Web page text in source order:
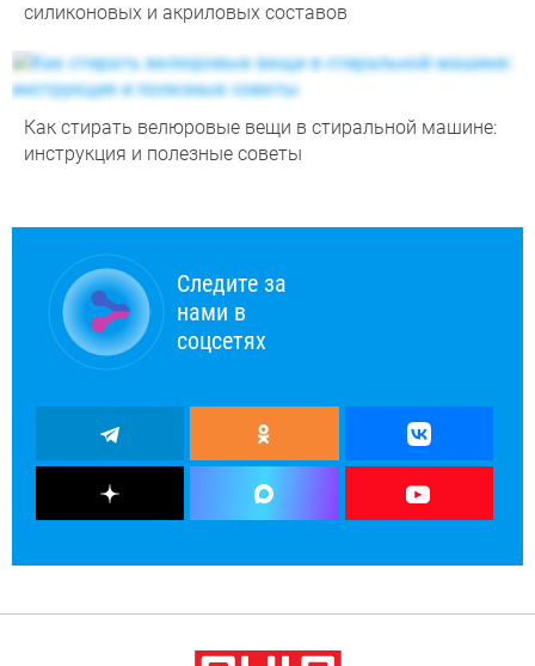
силиконовых и акриловых составов
Как стирать велюровые вещи в стиральной машине:
инструкция и полезные советы
Следите за
нами в
соцсетях